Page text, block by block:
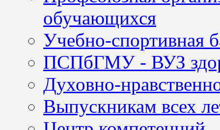
обучающихся
Учебно-спортивная
ПСПбГМУ - ВУЗ
Духовно-
Выпускникам всех